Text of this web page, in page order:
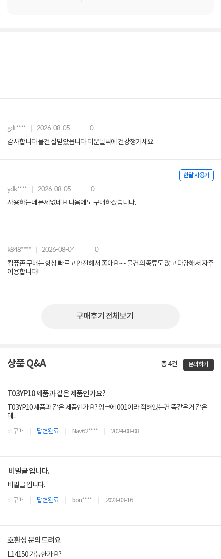
gdt**** 2026-08-05 0
감사합니다 물건 잘받았읍니다 더운날씨에 건강챙기세요
한달 사용기
ydk**** 2026-08-05 0
사용하는데 문제없네요 다음에도 구매하겠습니다.
k848**** 2026-08-04 0
컴퓨존 구매는 항상 빠르고 안전해서 좋아요~~ 물건의 종류도 많고 다양해서 자주
이용합니다!
구매후기 전체보기
상품 Q&A 총 4건 문의하기
T03YP10 제품과 같은 제품인가요?
T03YP10 제품과 같은 제품인가요? 잉크에 001이라 적혀있는건 똑같은거 같은
데...
비구매 답변완료 Nav62**** 2024-08-08
비밀글 입니다.
비밀글 입니다.
비구매 답변완료 bon**** 2023-03-16
호환성 문의 드려요
L14150 가능한가요?